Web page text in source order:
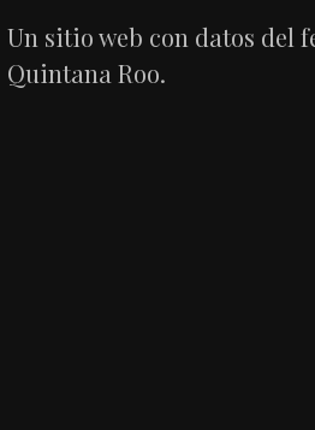
Un sitio web con datos del
Quintana Roo.